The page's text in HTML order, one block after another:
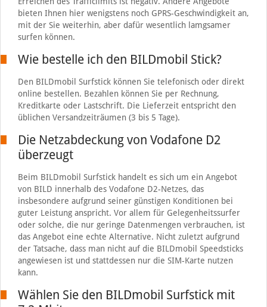
bieten Ihnen hier wenigstens noch GPRS-Geschwindigkeit an,
mit der Sie weiterhin, aber dafür wesentlich lamgsamer
surfen können.
Wie bestelle ich den BILDmobil Stick?
Den BILDmobil Surfstick können Sie telefonisch oder direkt
online bestellen. Bezahlen können Sie per Rechnung,
Kreditkarte oder Lastschrift. Die Lieferzeit entspricht den
üblichen Versandzeiträumen (3 bis 5 Tage).
Die Netzabdeckung von Vodafone D2
überzeugt
Beim BILDmobil Surfstick handelt es sich um ein Angebot
von BILD innerhalb des Vodafone D2-Netzes, das
insbesondere aufgrund seiner günstigen Konditionen bei
guter Leistung anspricht. Vor allem für Gelegenheitssurfer
oder solche, die nur geringe Datenmengen verbrauchen, ist
das Angebot eine echte Alternative. Nicht zuletzt aufgrund
der Tatsache, dass man nicht auf die BILDmobil Speedsticks
angewiesen ist und stattdessen nur die SIM-Karte nutzen
kann.
Wählen Sie den BILDmobil Surfstick mit